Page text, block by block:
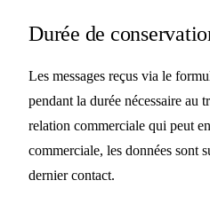
Durée de
Les messages reçus via le
pendant la durée nécessaire au
relation commerciale qui peut
commerciale, les données sont
dernier contact.